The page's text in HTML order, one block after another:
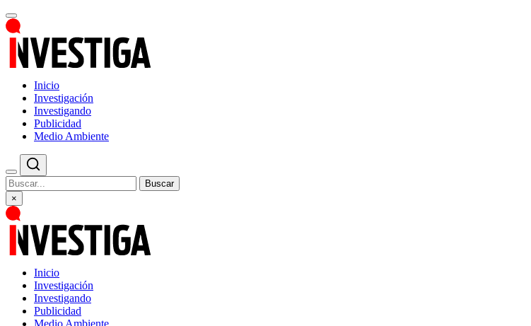
Inicio
Investigación
Investigando
Publicidad
Medio Ambiente
Buscar
×
Inicio
Investigación
Investigando
Publicidad
Medio Ambiente